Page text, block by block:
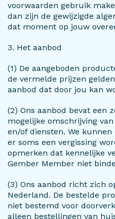
voorwaarden gebruik
dan zijn de gewijzigde
dat moment op jouw
3. Het aanbod
(1) De aangeboden
de vermelde prijzen
aanbod dat door jou kan
(2) Ons aanbod bevat een
mogelijke omschrijving
en/of diensten. We
er soms een vergissing
opmerken dat kennelijke
Gember Member niet
(3) Ons aanbod richt zich
Nederland. De bestelde
niet bestemd voor
alleen bestellingen van